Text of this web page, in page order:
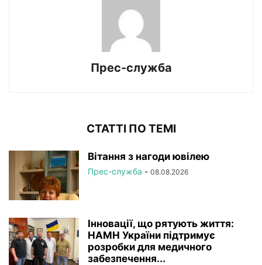
Прес-служба
СТАТТІ ПО ТЕМІ
Вітання з нагоди ювілею
Прес-служба - 08.08.2026
Інновації, що рятують життя:
НАМН України підтримує
розробки для медичного
забезпечення...